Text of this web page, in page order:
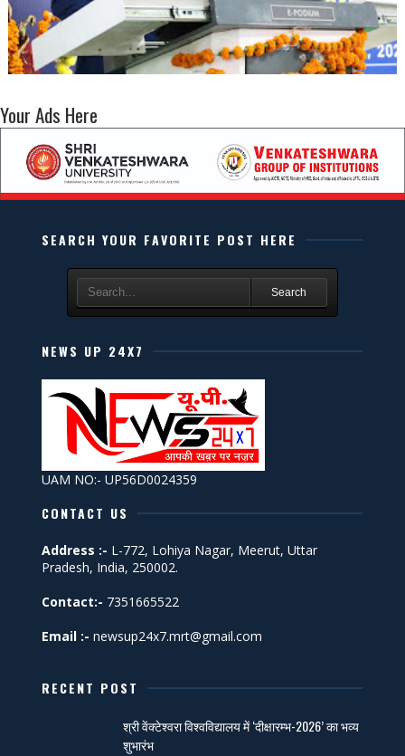
Your Ads Here
SEARCH YOUR FAVORITE POST HERE
Search
NEWS UP 24X7
UAM NO:- UP56D0024359
CONTACT US
Address :- L-772, Lohiya Nagar, Meerut, Uttar
Pradesh, India, 250002.
Contact:- 7351665522
Email :- newsup24x7.mrt@gmail.com
RECENT POST
श्री वेंक्टेश्वरा विश्वविद्यालय में ‘दीक्षारम्भ-2026’ का भव्य
शुभारंभ